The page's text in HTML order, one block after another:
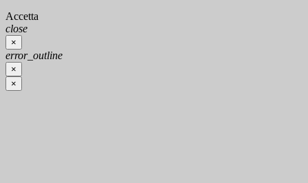
Accetta
close
×
error_outline
×
×